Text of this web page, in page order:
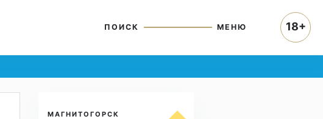
ПОИСК МЕНЮ
МАГНИТОГОРСК
18+